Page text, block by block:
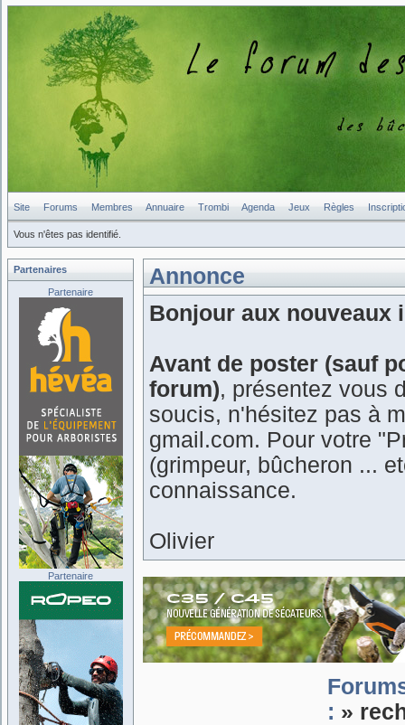
Site Forums Membres Annuaire Trombi Agenda Jeux Règles
Vous n'êtes pas identifié.
Annonce
Bonjour aux nouveaux
Avant de poster (sauf
forum), présentez vous
soucis, n'hésitez pas à
gmail.com. Pour votre
(grimpeur, bûcheron ...
connaissance.
Olivier
: »
Partenaires
Partenaire
Partenaire